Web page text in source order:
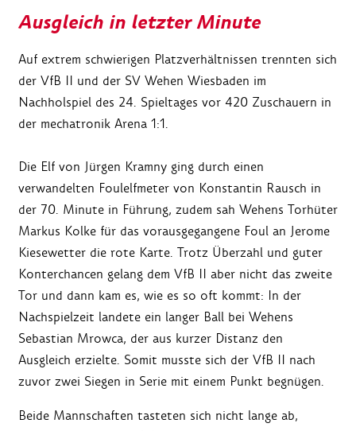
Ausgleich in letzter Minute
Auf extrem schwierigen Platzverhältnissen trennten sich
der VfB II und der SV Wehen Wiesbaden im
Nachholspiel des 24. Spieltages vor 420 Zuschauern in
der mechatronik Arena 1:1.
Die Elf von Jürgen Kramny ging durch einen
verwandelten Foulelfmeter von Konstantin Rausch in
der 70. Minute in Führung, zudem sah Wehens Torhüter
Markus Kolke für das vorausgegangene Foul an Jerome
Kiesewetter die rote Karte. Trotz Überzahl und guter
Konterchancen gelang dem VfB II aber nicht das zweite
Tor und dann kam es, wie es so oft kommt: In der
Nachspielzeit landete ein langer Ball bei Wehens
Sebastian Mrowca, der aus kurzer Distanz den
Ausgleich erzielte. Somit musste sich der VfB II nach
zuvor zwei Siegen in Serie mit einem Punkt begnügen.
Beide Mannschaften tasteten sich nicht lange ab,